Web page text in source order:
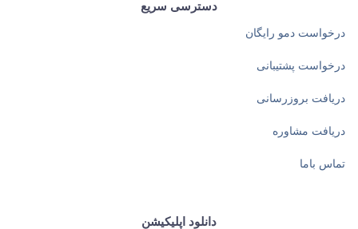
دانلود اپلیکیشن
دسترسی سریع
درخواست دمو رایگان
درخواست پشتیبانی
دریافت بروزرسانی
دریافت مشاوره
تماس باما